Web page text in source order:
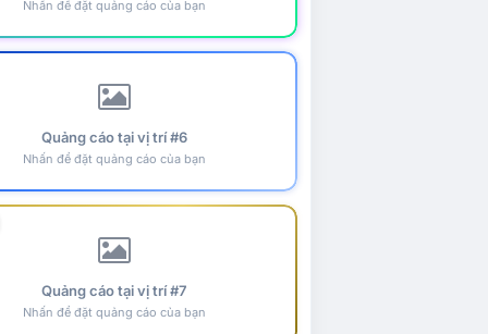
Nhấn để đặt quảng cáo của bạn
Quảng cáo tại vị trí #6
Nhấn để đặt quảng cáo của bạn
Quảng cáo tại vị trí #7
Nhấn để đặt quảng cáo của bạn